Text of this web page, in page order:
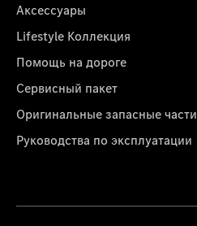
Аксессуары
Lifestyle Коллекция
Помощь на дороге
Сервисный пакет
Оригинальные запасные части
Руководства по эксплуатации